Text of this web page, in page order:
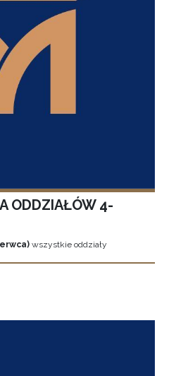
ODDZIAŁÓW 4-
wszystkie oddziały